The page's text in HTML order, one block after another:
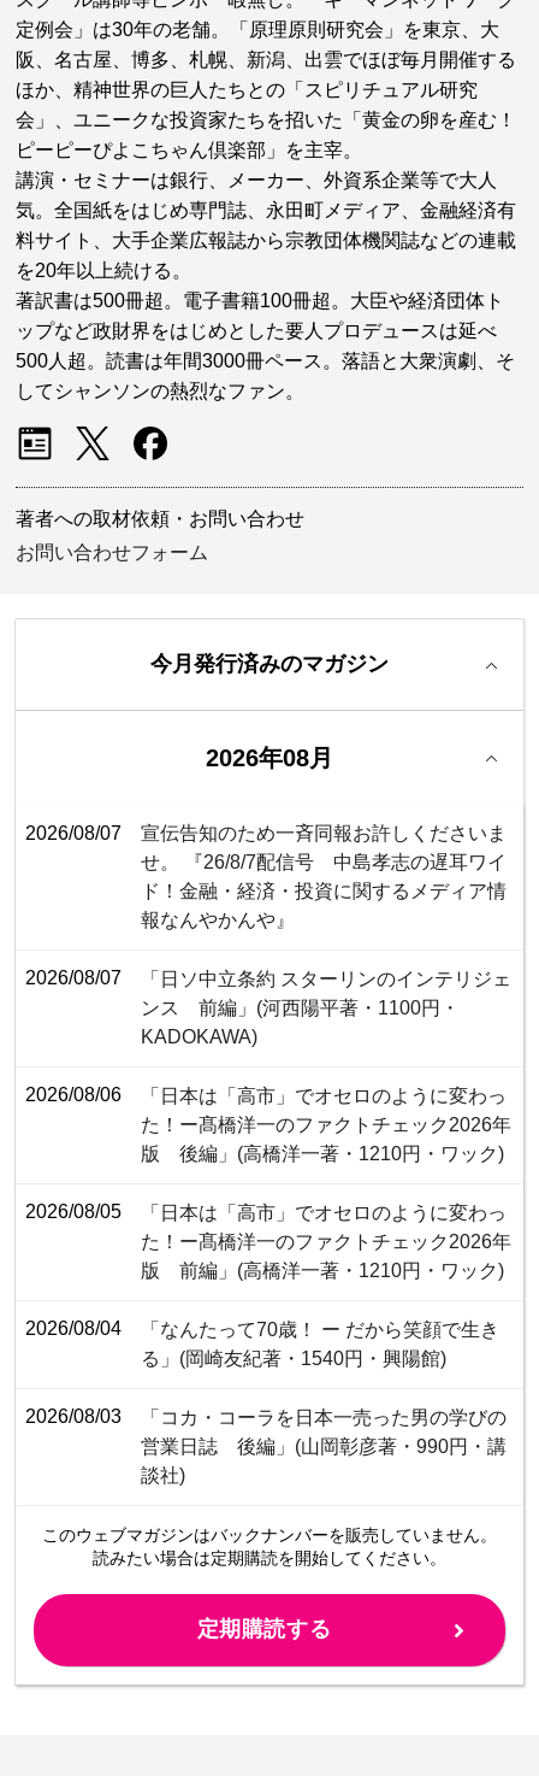
定例会」は30年の老舗。「原理原則研究会」を東京、大
阪、名古屋、博多、札幌、新潟、出雲でほぼ毎月開催する
ほか、精神世界の巨人たちとの「スピリチュアル研究
会」、ユニークな投資家たちを招いた「黄金の卵を産む！
ピーピーぴよこちゃん倶楽部」を主宰。
講演・セミナーは銀行、メーカー、外資系企業等で大人
気。全国紙をはじめ専門誌、永田町メディア、金融経済有
料サイト、大手企業広報誌から宗教団体機関誌などの連載
を20年以上続ける。
著訳書は500冊超。電子書籍100冊超。大臣や経済団体ト
ップなど政財界をはじめとした要人プロデュースは延べ
500人超。読書は年間3000冊ペース。落語と大衆演劇、そ
してシャンソンの熱烈なファン。
著者への取材依頼・お問い合わせ
お問い合わせフォーム
今月発行済みのマガジン
2026年08月
2026/08/07
宣伝告知のため一斉同報お許しくださいま
せ。 『26/8/7配信号 中島孝志の遅耳ワイ
ド！金融・経済・投資に関するメディア情
報なんやかんや』
2026/08/07
「日ソ中立条約 スターリンのインテリジェ
ンス 前編」(河西陽平著・1100円・‎
KADOKAWA)
2026/08/06
「日本は「高市」でオセロのように変わっ
た！ー髙橋洋一のファクトチェック2026年
版 後編」(高橋洋一著・1210円・ワック)
2026/08/05
「日本は「高市」でオセロのように変わっ
た！ー髙橋洋一のファクトチェック2026年
版 前編」(高橋洋一著・1210円・ワック)
2026/08/04
「なんたって70歳！ ー だから笑顔で生き
る」(岡崎友紀著・1540円・興陽館)
2026/08/03
「コカ・コーラを日本一売った男の学びの
営業日誌 後編」(山岡彰彦著・990円・講
談社)
このウェブマガジンはバックナンバーを販売していません。
読みたい場合は定期購読を開始してください。
定期購読する